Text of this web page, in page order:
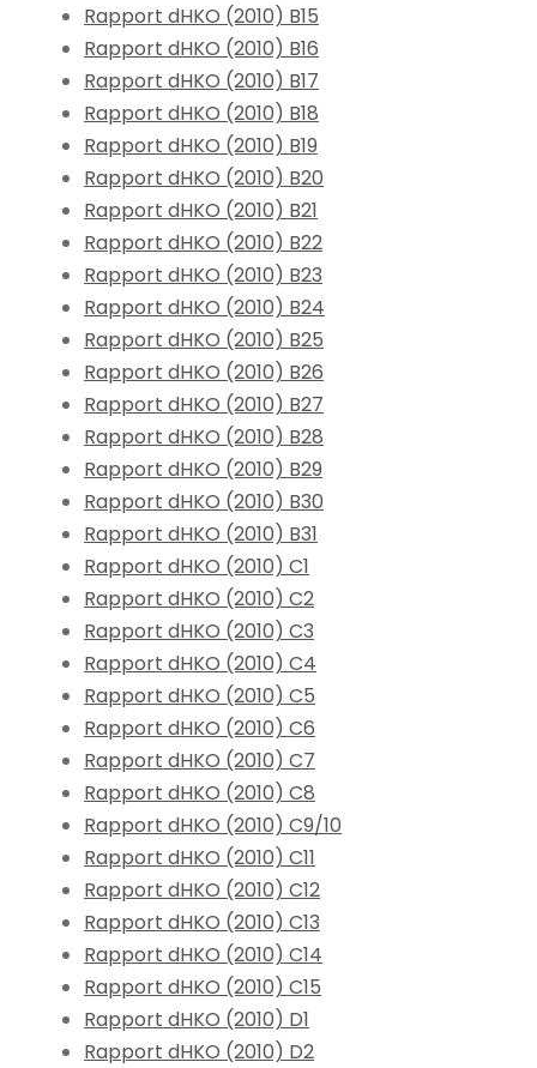
Rapport dHKO (2010) B15
Rapport dHKO (2010) B16
Rapport dHKO (2010) B17
Rapport dHKO (2010) B18
Rapport dHKO (2010) B19
Rapport dHKO (2010) B20
Rapport dHKO (2010) B21
Rapport dHKO (2010) B22
Rapport dHKO (2010) B23
Rapport dHKO (2010) B24
Rapport dHKO (2010) B25
Rapport dHKO (2010) B26
Rapport dHKO (2010) B27
Rapport dHKO (2010) B28
Rapport dHKO (2010) B29
Rapport dHKO (2010) B30
Rapport dHKO (2010) B31
Rapport dHKO (2010) C1
Rapport dHKO (2010) C2
Rapport dHKO (2010) C3
Rapport dHKO (2010) C4
Rapport dHKO (2010) C5
Rapport dHKO (2010) C6
Rapport dHKO (2010) C7
Rapport dHKO (2010) C8
Rapport dHKO (2010) C9/10
Rapport dHKO (2010) C11
Rapport dHKO (2010) C12
Rapport dHKO (2010) C13
Rapport dHKO (2010) C14
Rapport dHKO (2010) C15
Rapport dHKO (2010) D1
Rapport dHKO (2010) D2